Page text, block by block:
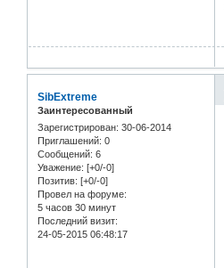
SibExtreme
Заинтересованный
Зарегистрирован: 30-06-2014
Приглашений: 0
Сообщений: 6
Уважение: [+0/-0]
Позитив: [+0/-0]
Провел на форуме:
5 часов 30 минут
Последний визит:
24-05-2015 06:48:17